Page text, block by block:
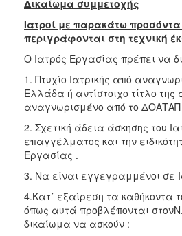
Δικαίωμα συμμετοχής
Ιατροί με παρακάτω
περιγράφονται στη τεχνική
Ο Ιατρός Εργασίας πρέπει να
1. Πτυχίο Ιατρικής από
Ελλάδα ή αντίστοιχο τίτλο
αναγνωρισμένο από το ΔΟΑΤΑΠ
2. Σχετική άδεια άσκησης του
επαγγέλματος και την
Εργασίας .
3. Να είναι εγγεγραμμένοι σε
4.Κατ΄ εξαίρεση τα καθήκοντα
όπως αυτά προβλέπονται
δικαίωμα να ασκούν :